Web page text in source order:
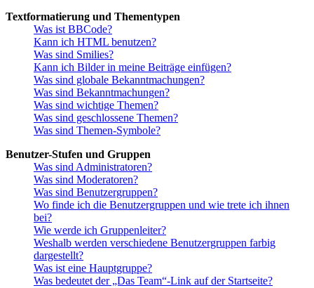
Textformatierung und Thementypen
Was ist BBCode?
Kann ich HTML benutzen?
Was sind Smilies?
Kann ich Bilder in meine Beiträge einfügen?
Was sind globale Bekanntmachungen?
Was sind Bekanntmachungen?
Was sind wichtige Themen?
Was sind geschlossene Themen?
Was sind Themen-Symbole?
Benutzer-Stufen und Gruppen
Was sind Administratoren?
Was sind Moderatoren?
Was sind Benutzergruppen?
Wo finde ich die Benutzergruppen und wie trete ich ihnen
bei?
Wie werde ich Gruppenleiter?
Weshalb werden verschiedene Benutzergruppen farbig
dargestellt?
Was ist eine Hauptgruppe?
Was bedeutet der „Das Team“-Link auf der Startseite?